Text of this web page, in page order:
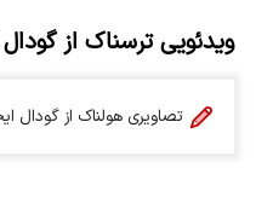
ویدئویی ترسناک از
تصاویری هولناک از گودال